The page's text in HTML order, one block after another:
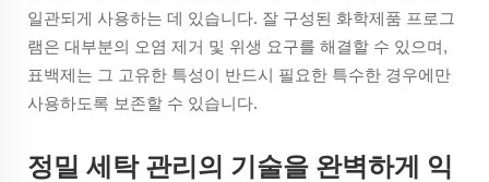
일관되게 사용하는 데 있습니다. 잘 구성된 화학제품 프로그
램은 대부분의 오염 제거 및 위생 요구를 해결할 수 있으며,
표백제는 그 고유한 특성이 반드시 필요한 특수한 경우에만
사용하도록 보존할 수 있습니다.
정밀 세탁 관리의 기술을 완벽하게 익